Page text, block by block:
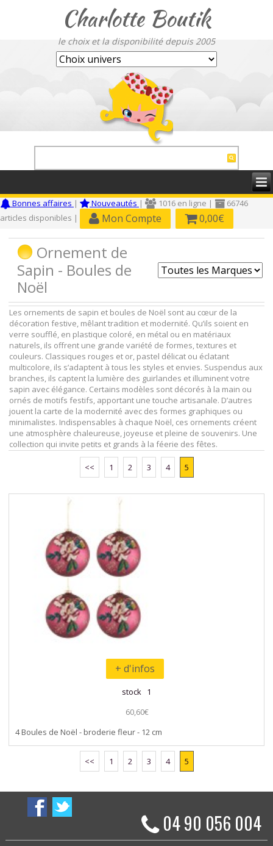
Charlotte Boutik
le choix et la disponibilité depuis 2005
Bonnes affaires | Nouveautés | 1016 en ligne |
66746
articles disponibles |
Mon Compte 0,00€
Ornement de
Sapin - Boules de
Noël
Les ornements de sapin et boules de Noël sont au cœur de la
décoration festive, mêlant tradition et modernité. Qu’ils soient en
verre soufflé, en plastique coloré, en métal ou en matériaux
naturels, ils offrent une grande variété de formes, textures et
couleurs. Classiques rouges et or, pastel délicat ou éclatant
multicolore, ils s’adaptent à tous les styles et envies. Suspendus aux
branches, ils captent la lumière des guirlandes et illuminent votre
sapin avec élégance. Certains modèles sont décorés à la main ou
ornés de motifs festifs, apportant une touche artisanale. D’autres
jouent la carte de la modernité avec des formes graphiques ou
minimalistes. Indispensables à chaque Noël, ces ornements créent
une atmosphère chaleureuse, joyeuse et pleine de souvenirs. Une
collection qui invite petits et grands à la féerie des fêtes.
<< 1 2 3 4 5
+ d'infos
stock 1
60,60€
4 Boules de Noël - broderie fleur - 12 cm
<< 1 2 3 4 5
04 90 056 004